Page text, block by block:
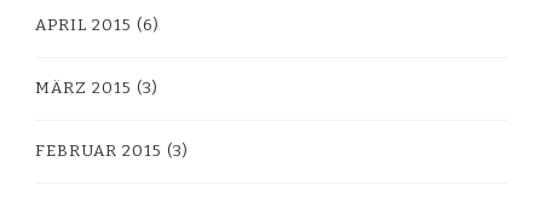
APRIL 2015 (6)
MÄRZ 2015 (3)
FEBRUAR 2015 (3)